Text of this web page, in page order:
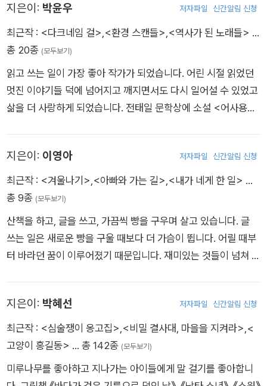
지은이: 박윤우 저자파일 신간알림 신청
최근작 : <다크네임 걸> <환경 스캔들> <역사가 된 노래들> …
총 20종 (모두보기)
읽고 쓰는 일이 가장 좋아 작가가 되었습니다. 어린 시절 읽었던
멋진 이야기들 덕에 넘어지고 깨지면서도 다시 일어설 수 있었고
삶을 더 사랑하게 되었습니다. 전태일 문학상에 소설 <어사용>
조금씩 알이 굵어지고 커다란 서사로 여물어가는 것을 보면서 큰
보람을 느끼는 중입니다. 한 계절이 가면 전혀 다른 계절이 오듯
나에게도 다른 삶이 펼쳐집니다. 그럴 때마다 다양한 이야기들이
기를 빚고 싶습니다. 청소년들에게 힘을 주는 작가가 되고 싶습니
다. 지은 책으로는 청소년 소설 《어게인 별똥별》, 《편순이 알바
보고서》, 《달려라 소년 물장수》, 동화 《봄시내는 경찰서를 접수
했어》, 《아홉시 신데렐라》, 《초록이 끓는 점》(공저), 역사기획
《역사가 된 노래들》(공저), 《1920 알파걸》(공저)이 있습니다.
지은이: 이영아 저자파일 신간알림 신청
최근작 : <겨울나기> <아빠와 가는 길> <내가 네게 한 일> …
총 9종 (모두보기)
산책을 하고, 글을 쓰고, 가끔씩 빵을 구우며 살고 있습니다. 글
쓰는 일은 새로운 빵을 구울 때보다 더 가슴이 뜁니다. 어릴 때부
터 바라던 꿈이 이루어졌기 때문입니다. 재미있는 것들이 넘쳐 나
서 동화를 공부했습니다. 지은 책으로 『편의점』, 『그 형』이 있습
니다.
지은이: 박혜선 저자파일 신간알림 신청
최근작 : <심술쟁이 옹고집> <비밀 결사대, 마을을 지켜라> <
고양이 홍길동> … 총 142종 (모두보기)
미루나무를 좋아하고 지나가는 아이들에게 말 걸기를 좋아합니